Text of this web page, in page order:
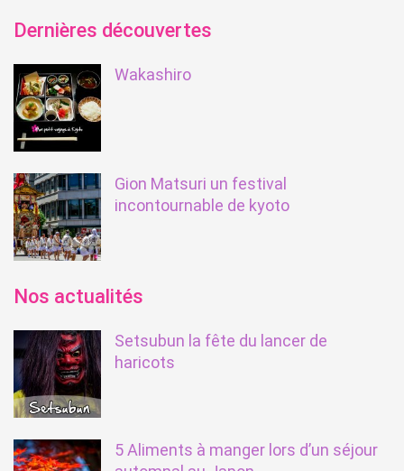
Dernières découvertes
Wakashiro
Gion Matsuri un festival
incontournable de kyoto
Nos actualités
Setsubun la fête du lancer de
haricots
5 Aliments à manger lors d’un séjour